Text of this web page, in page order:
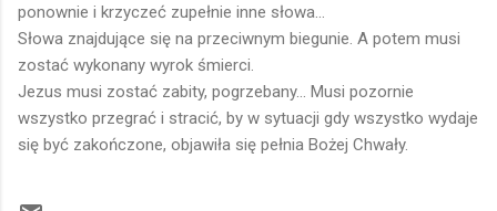
ponownie i krzyczeć zupełnie inne słowa...
Słowa znajdujące się na przeciwnym biegunie. A potem musi
zostać wykonany wyrok śmierci.
Jezus musi zostać zabity, pogrzebany... Musi pozornie
wszystko przegrać i stracić, by w sytuacji gdy wszystko wydaje
się być zakończone, objawiła się pełnia Bożej Chwały.